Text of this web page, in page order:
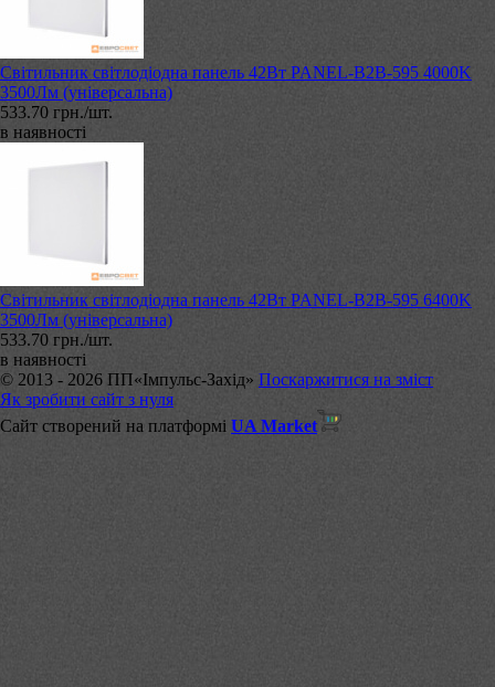
Світильник світлодіодна панель 42Вт PANEL-B2B-595 4000K
3500Лм (універсальна)
533.70 грн./шт.
в наявності
Світильник світлодіодна панель 42Вт PANEL-B2B-595 6400K
3500Лм (універсальна)
533.70 грн./шт.
в наявності
© 2013 - 2026 ПП«Імпульс-Захід» Поскаржитися на зміст
Як зробити сайт з нуля
Сайт створений на платформі UA Market